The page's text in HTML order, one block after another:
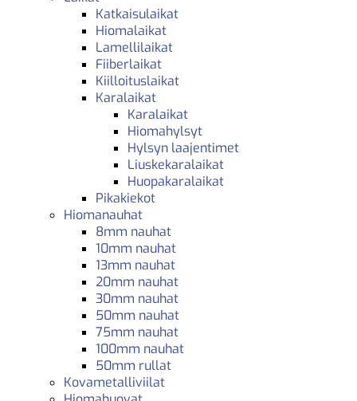
Katkaisulaikat
Hiomalaikat
Lamellilaikat
Fiiberlaikat
Kiilloituslaikat
Karalaikat
Karalaikat
Hiomahylsyt
Hylsyn laajentimet
Liuskekaralaikat
Huopakaralaikat
Pikakiekot
Hiomanauhat
8mm nauhat
10mm nauhat
13mm nauhat
20mm nauhat
30mm nauhat
50mm nauhat
75mm nauhat
100mm nauhat
50mm rullat
Kovametalliviilat